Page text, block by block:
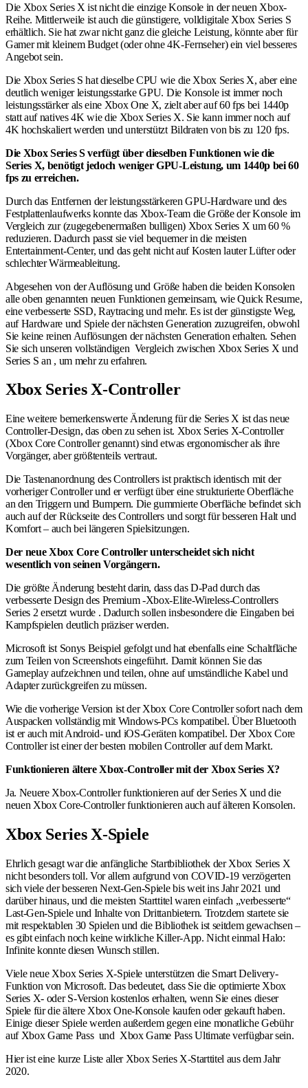
Die Xbox Series X ist nicht die einzige Konsole in der neuen Xbox-
Reihe. Mittlerweile ist auch die günstigere, volldigitale Xbox Series S
erhältlich. Sie hat zwar nicht ganz die gleiche Leistung, könnte aber für
Gamer mit kleinem Budget (oder ohne 4K-Fernseher) ein viel besseres
Angebot sein.
Die Xbox Series S hat dieselbe CPU wie die Xbox Series X, aber eine
deutlich weniger leistungsstarke GPU. Die Konsole ist immer noch
leistungsstärker als eine Xbox One X, zielt aber auf 60 fps bei 1440p
statt auf natives 4K wie die Xbox Series X. Sie kann immer noch auf
4K hochskaliert werden und unterstützt Bildraten von bis zu 120 fps.
Die Xbox Series S verfügt über dieselben Funktionen wie die
Series X, benötigt jedoch weniger GPU-Leistung, um 1440p bei 60
fps zu erreichen.
Durch das Entfernen der leistungsstärkeren GPU-Hardware und des
Festplattenlaufwerks konnte das Xbox-Team die Größe der Konsole im
Vergleich zur (zugegebenermaßen bulligen) Xbox Series X um 60 %
reduzieren. Dadurch passt sie viel bequemer in die meisten
Entertainment-Center, und das geht nicht auf Kosten lauter Lüfter oder
schlechter Wärmeableitung.
Abgesehen von der Auflösung und Größe haben die beiden Konsolen
alle oben genannten neuen Funktionen gemeinsam, wie Quick Resume,
eine verbesserte SSD, Raytracing und mehr. Es ist der günstigste Weg,
auf Hardware und Spiele der nächsten Generation zuzugreifen, obwohl
Sie keine reinen Auflösungen der nächsten Generation erhalten. Sehen
Sie sich unseren vollständigen Vergleich zwischen Xbox Series X und
Series S an , um mehr zu erfahren.
Xbox Series X-Controller
Eine weitere bemerkenswerte Änderung für die Series X ist das neue
Controller-Design, das oben zu sehen ist. Xbox Series X-Controller
(Xbox Core Controller genannt) sind etwas ergonomischer als ihre
Vorgänger, aber größtenteils vertraut.
Die Tastenanordnung des Controllers ist praktisch identisch mit der
vorheriger Controller und er verfügt über eine strukturierte Oberfläche
an den Triggern und Bumpern. Die gummierte Oberfläche befindet sich
auch auf der Rückseite des Controllers und sorgt für besseren Halt und
Komfort – auch bei längeren Spielsitzungen.
Der neue Xbox Core Controller unterscheidet sich nicht
wesentlich von seinen Vorgängern.
Die größte Änderung besteht darin, dass das D-Pad durch das
verbesserte Design des Premium -Xbox-Elite-Wireless-Controllers
Series 2 ersetzt wurde . Dadurch sollen insbesondere die Eingaben bei
Kampfspielen deutlich präziser werden.
Microsoft ist Sonys Beispiel gefolgt und hat ebenfalls eine Schaltfläche
zum Teilen von Screenshots eingeführt. Damit können Sie das
Gameplay aufzeichnen und teilen, ohne auf umständliche Kabel und
Adapter zurückgreifen zu müssen.
Wie die vorherige Version ist der Xbox Core Controller sofort nach dem
Auspacken vollständig mit Windows-PCs kompatibel. Über Bluetooth
ist er auch mit Android- und iOS-Geräten kompatibel. Der Xbox Core
Controller ist einer der besten mobilen Controller auf dem Markt.
Funktionieren ältere Xbox-Controller mit der Xbox Series X?
Ja. Neuere Xbox-Controller funktionieren auf der Series X und die
neuen Xbox Core-Controller funktionieren auch auf älteren Konsolen.
Xbox Series X-Spiele
Ehrlich gesagt war die anfängliche Startbibliothek der Xbox Series X
nicht besonders toll. Vor allem aufgrund von COVID-19 verzögerten
sich viele der besseren Next-Gen-Spiele bis weit ins Jahr 2021 und
darüber hinaus, und die meisten Starttitel waren einfach „verbesserte“
Last-Gen-Spiele und Inhalte von Drittanbietern. Trotzdem startete sie
mit respektablen 30 Spielen und die Bibliothek ist seitdem gewachsen –
es gibt einfach noch keine wirkliche Killer-App. Nicht einmal Halo:
Infinite konnte diesen Wunsch stillen.
Viele neue Xbox Series X-Spiele unterstützen die Smart Delivery-
Funktion von Microsoft. Das bedeutet, dass Sie die optimierte Xbox
Series X- oder S-Version kostenlos erhalten, wenn Sie eines dieser
Spiele für die ältere Xbox One-Konsole kaufen oder gekauft haben.
Einige dieser Spiele werden außerdem gegen eine monatliche Gebühr
auf Xbox Game Pass und Xbox Game Pass Ultimate verfügbar sein.
Hier ist eine kurze Liste aller Xbox Series X-Starttitel aus dem Jahr
2020.